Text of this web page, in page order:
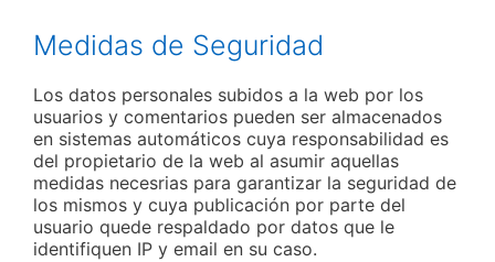
Medidas de Seguridad
Los datos personales subidos a la web por los
usuarios y comentarios pueden ser almacenados
en sistemas automáticos cuya responsabilidad es
del propietario de la web al asumir aquellas
medidas necesrias para garantizar la seguridad de
los mismos y cuya publicación por parte del
usuario quede respaldado por datos que le
identifiquen IP y email en su caso.